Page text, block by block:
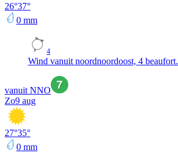
26°37°
0 mm
4
Wind vanuit noordnoordoost, 4 beaufort.
vanuit NNO
Zo9 aug
27°35°
0 mm